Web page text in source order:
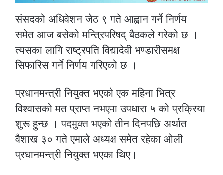
संसदको अधिवेशन जेठ ९ गते आह्वान गर्ने निर्णय
समेत आज बसेको मन्त्रिपरिषद् बैठकले गरेको छ ।
त्यसका लागि राष्ट्रपति विद्यादेवी भण्डारीसमक्ष
सिफारिस गर्ने निर्णय गरिएको छ ।
प्रधानमन्त्री नियुक्त भएको एक महिना भित्र
विश्वासको मत प्राप्त नभएमा उपधारा ५ को प्रक्रिया
शुरू हुन्छ । पदमुक्त भएको तीन दिनपछि अर्थात
वैशाख ३० गते एमाले अध्यक्ष समेत रहेका ओली
प्रधानमन्त्री नियुक्त भएका थिए।